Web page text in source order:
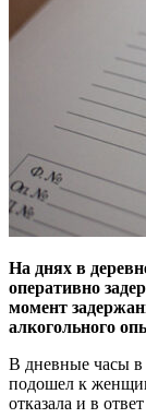
На днях в
оперативно
момент
алкогольного
В дневные часы в
подошел к
отказала и в